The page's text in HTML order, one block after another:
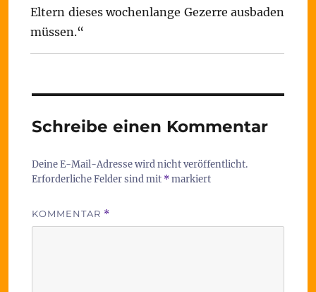
Eltern dieses wochenlange Gezerre ausbaden
müssen.“
Schreibe einen Kommentar
Deine E-Mail-Adresse wird nicht veröffentlicht.
Erforderliche Felder sind mit *markiert
KOMMENTAR *